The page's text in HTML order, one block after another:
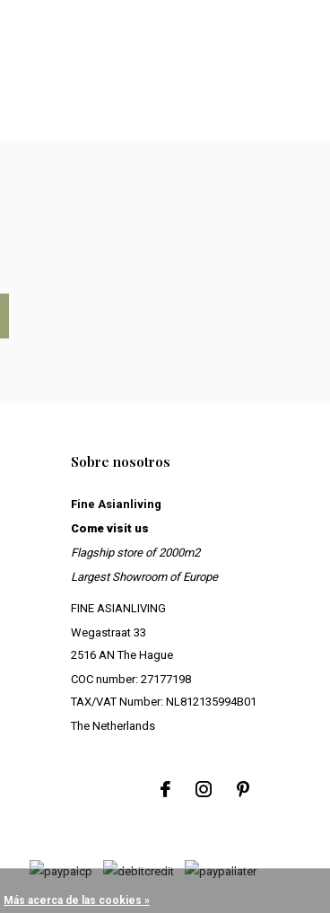
Sobre nosotros
Fine Asianliving
Come visit us
Flagship store of 2000m2
Largest Showroom of Europe
FINE ASIANLIVING
Wegastraat 33
2516 AN The Hague
COC number: 27177198
TAX/VAT Number: NL812135994B01
The Netherlands
Más acerca de las cookies »